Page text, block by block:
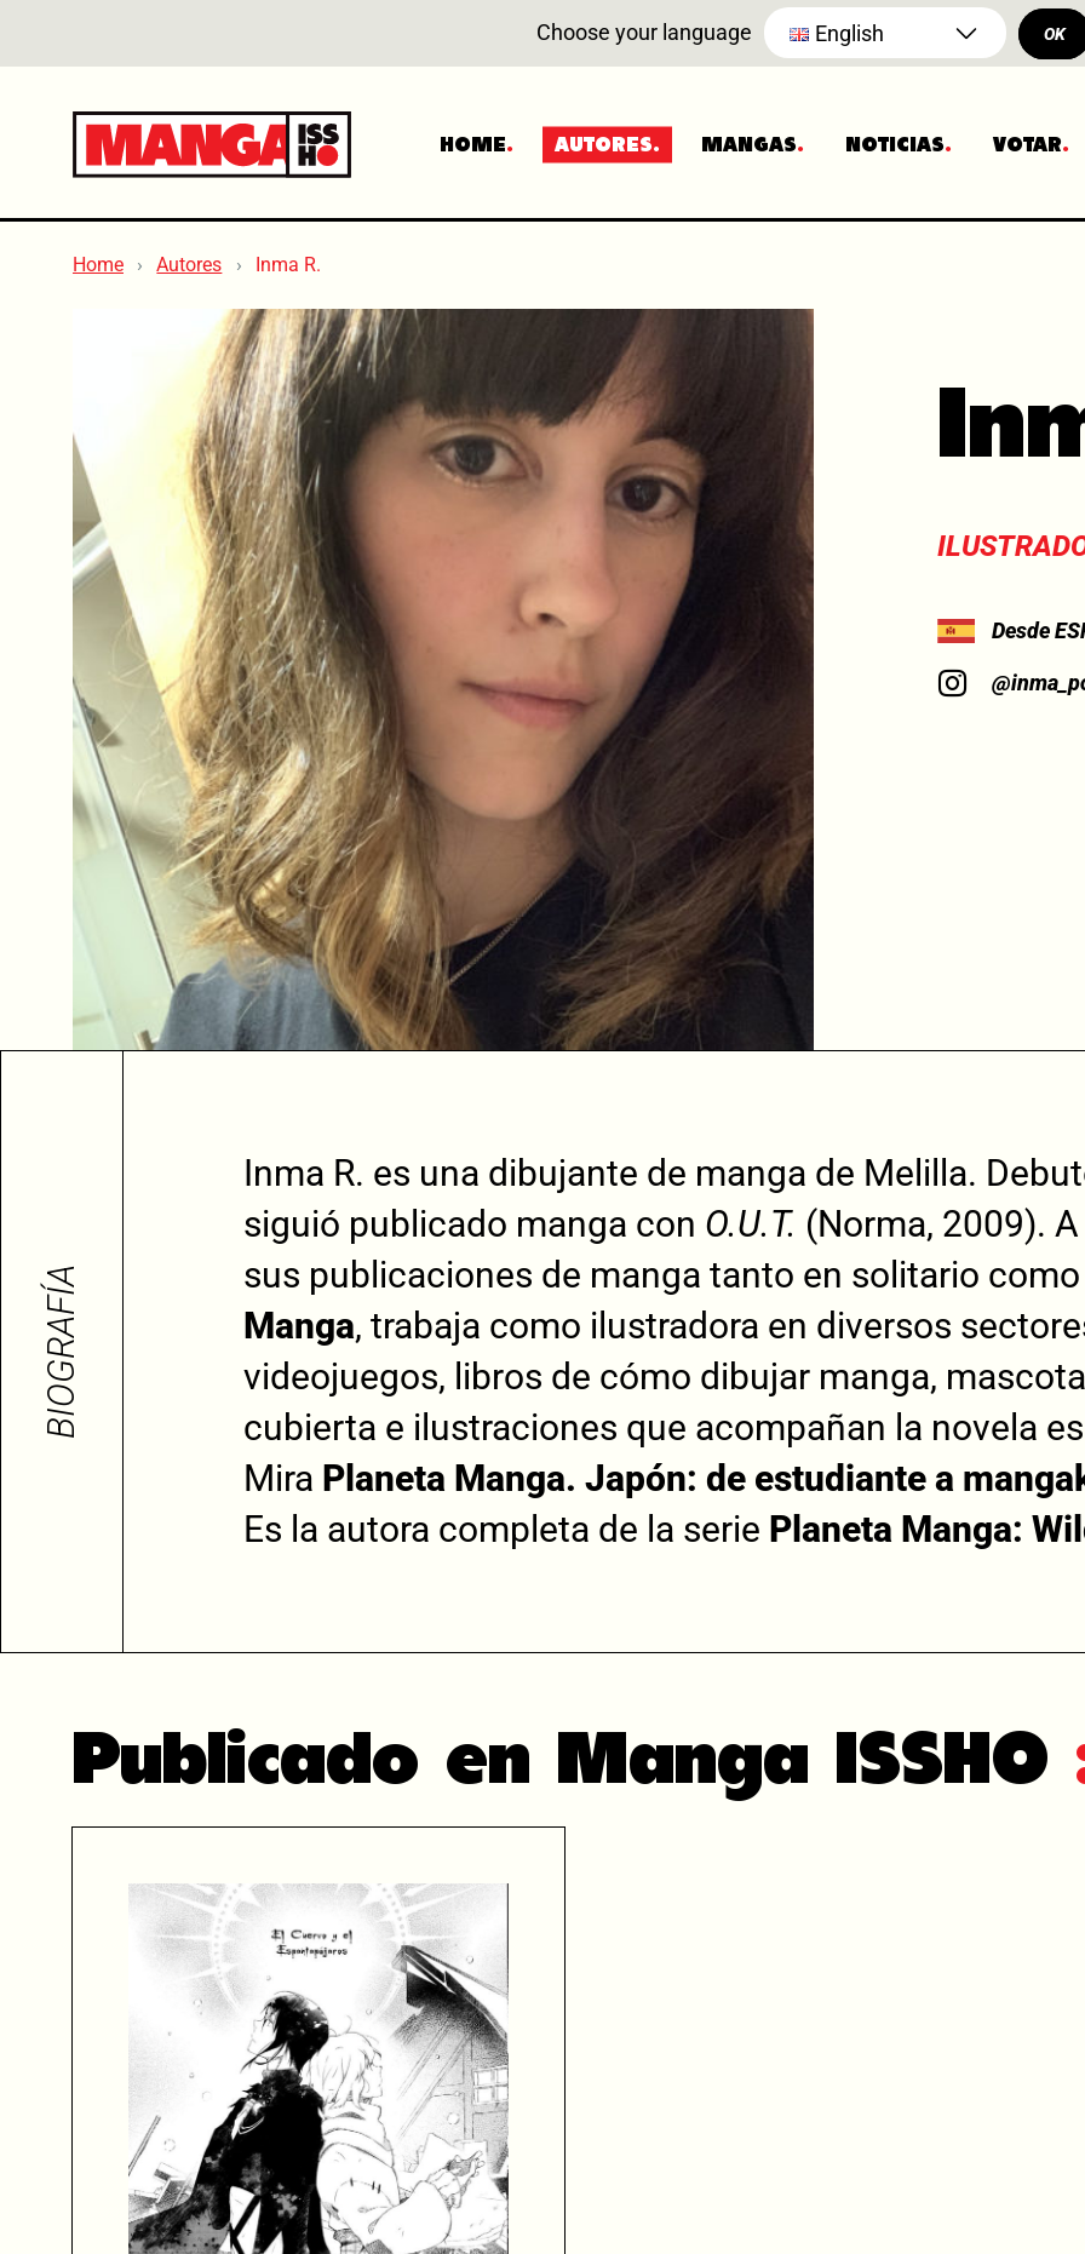
Choose your language English OK
HOME AUTORES MANGAS NOTICIAS VOTAR
Home Autores Inma R.
Desde
BIOGRAFÍA
Inma R. es una dibujante de manga de Melilla.
siguió publicado manga con O.U.T. (Norma, 2009).
sus publicaciones de manga tanto en solitario
Manga, trabaja como ilustradora en diversos
videojuegos, libros de cómo dibujar manga,
cubierta e ilustraciones que acompañan la novela
Mira Planeta Manga. Japón: de estudiante a
Es la autora completa de la serie Planeta Manga:
Publicado en Manga ISSHO